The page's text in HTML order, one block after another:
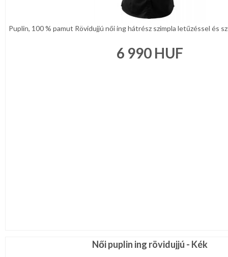
Puplin, 100 % pamut Rövidujjú női ing hátrész szimpla letűzéssel és
6 990 HUF
Női puplin ing rövidujjú - Kék